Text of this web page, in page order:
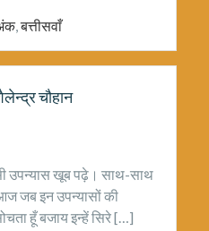
,बत्तीसवाँ
चौहान
उपन्यास खूब पढ़े। साथ-साथ
जब इन उपन्यासों की
हूँ बजाय इन्हें सिरे […]